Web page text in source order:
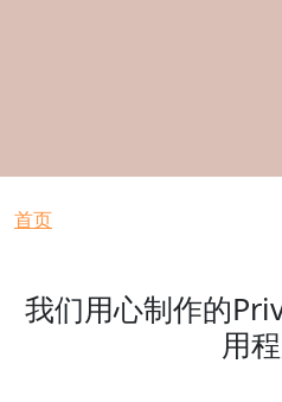
面包屑
首页
我们用心制作的
用